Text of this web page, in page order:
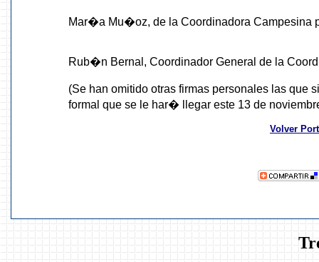
Mar�a Mu�oz, de la Coordinadora Campesina
Rub�n Bernal, Coordinador General de la
(Se han omitido otras firmas personales las que
formal que se le har� llegar este 13 de
Volver